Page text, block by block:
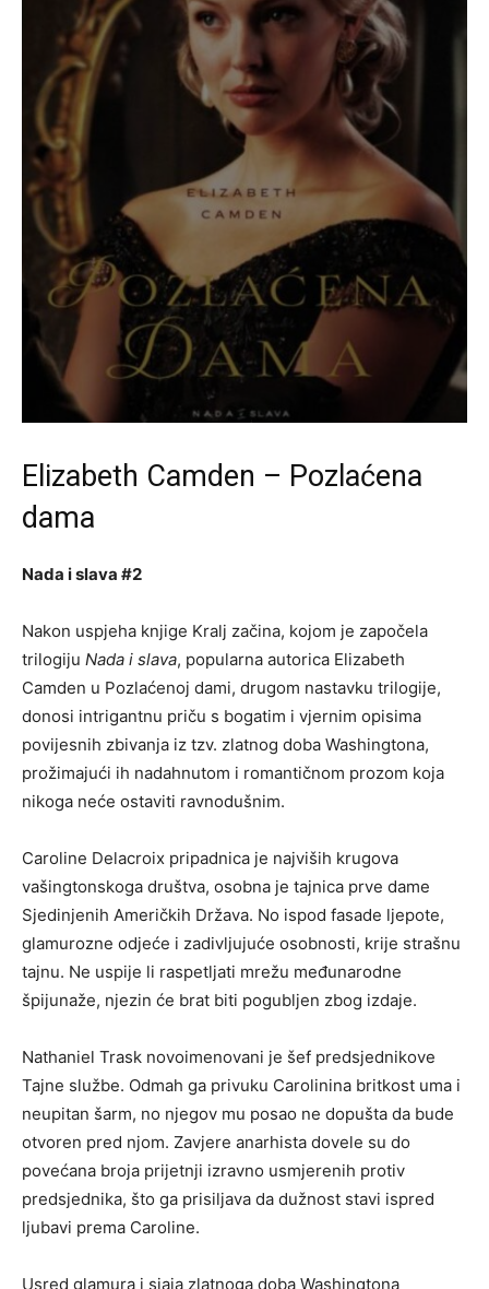
Elizabeth Camden – Pozlaćena
dama
Nada i slava #2
Nakon uspjeha knjige Kralj začina, kojom je započela
trilogiju Nada i slava, popularna autorica Elizabeth
Camden u Pozlaćenoj dami, drugom nastavku trilogije,
donosi intrigantnu priču s bogatim i vjernim opisima
povijesnih zbivanja iz tzv. zlatnog doba Washingtona,
prožimajući ih nadahnutom i romantičnom prozom koja
nikoga neće ostaviti ravnodušnim.
Caroline Delacroix pripadnica je najviših krugova
vašingtonskoga društva, osobna je tajnica prve dame
Sjedinjenih Američkih Država. No ispod fasade ljepote,
glamurozne odjeće i zadivljujuće osobnosti, krije strašnu
tajnu. Ne uspije li raspetljati mrežu međunarodne
špijunaže, njezin će brat biti pogubljen zbog izdaje.
Nathaniel Trask novoimenovani je šef predsjednikove
Tajne službe. Odmah ga privuku Carolinina britkost uma i
neupitan šarm, no njegov mu posao ne dopušta da bude
otvoren pred njom. Zavjere anarhista dovele su do
povećana broja prijetnji izravno usmjerenih protiv
predsjednika, što ga prisiljava da dužnost stavi ispred
ljubavi prema Caroline.
Usred glamura i sjaja zlatnoga doba Washingtona